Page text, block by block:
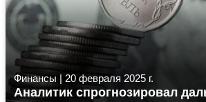
Финансы | 20 февраля 2025 г.
Аналитик спрогнозировал